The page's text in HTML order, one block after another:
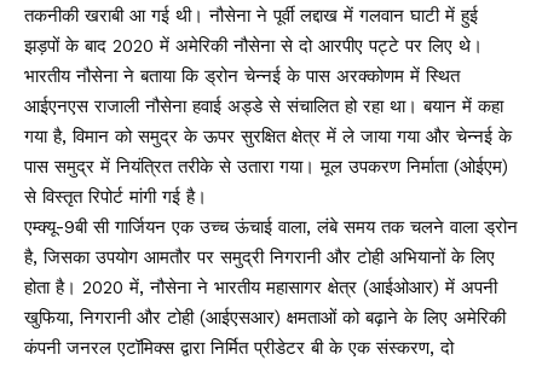
तकनीकी खराबी आ गई थी। नौसेना ने पूर्वी लद्दाख में गलवान घाटी में हुई
झड़पों के बाद 2020 में अमेरिकी नौसेना से दो आरपीए पट्टे पर लिए थे।
भारतीय नौसेना ने बताया कि ड्रोन चेन्नई के पास अरक्कोणम में स्थित
आईएनएस राजाली नौसेना हवाई अड्डे से संचालित हो रहा था। बयान में कहा
गया है, विमान को समुद्र के ऊपर सुरक्षित क्षेत्र में ले जाया गया और चेन्नई के
पास समुद्र में नियंत्रित तरीके से उतारा गया। मूल उपकरण निर्माता (ओईएम)
से विस्तृत रिपोर्ट मांगी गई है।
एम्क्यू-9बी सी गार्जियन एक उच्च ऊंचाई वाला, लंबे समय तक चलने वाला ड्रोन
है, जिसका उपयोग आमतौर पर समुद्री निगरानी और टोही अभियानों के लिए
होता है। 2020 में, नौसेना ने भारतीय महासागर क्षेत्र (आईओआर) में अपनी
खुफिया, निगरानी और टोही (आईएसआर) क्षमताओं को बढ़ाने के लिए अमेरिकी
कंपनी जनरल एटॉमिक्स द्वारा निर्मित प्रीडेटर बी के एक संस्करण, दो